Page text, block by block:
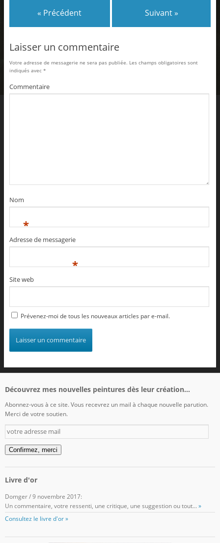
« Précédent Suivant »
Laisser un commentaire
Votre adresse de messagerie ne sera pas publiée. Les champs obligatoires sont
indiqués avec *
Commentaire
Nom
*
Adresse de messagerie
*
Site web
Prévenez-moi de tous les nouveaux articles par e-mail.
Découvrez mes nouvelles peintures dès leur création...
Abonnez-vous à ce site. Vous recevrez un mail à chaque nouvelle parution.
Merci de votre soutien.
votre
adresse
mail
Confirmez, merci
Livre d'or
Domger/9 novembre 2017:
Un commentaire, votre ressenti, une critique, une suggestion ou tout... »
Consultez le livre d'or »